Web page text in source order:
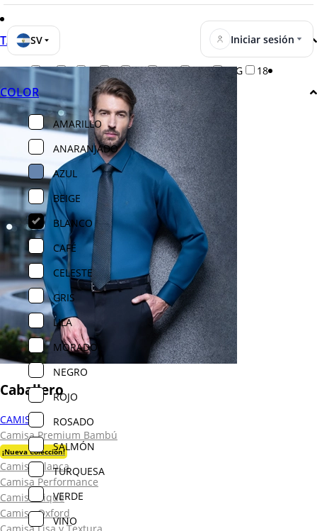
SV Iniciar sesión
Caballero
CAMISAS
Camisa Premium Bambú
¡Nueva Colección!
Camisa Blanca
Camisa Performance
Camisa Piqué
Camisa Oxford
TALLA
14 P M G EG 2EG 3EG 4EG 18
COLOR
AMARILLO
ANARANJADO
AZUL
BEIGE
BLANCO
CAFÉ
CELESTE
GRIS
LILA
MORADO
NEGRO
ROJO
ROSADO
SALMÓN
TURQUESA
VERDE
VINO